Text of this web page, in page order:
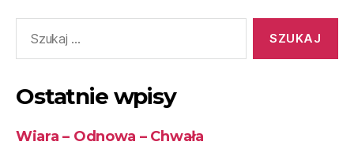
Ostatnie wpisy
Wiara – Odnowa – Chwała